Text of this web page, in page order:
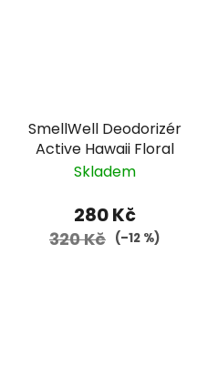
SmellWell Deodorizér
Active Hawaii Floral
Skladem
280 Kč
320 Kč (–12 %)